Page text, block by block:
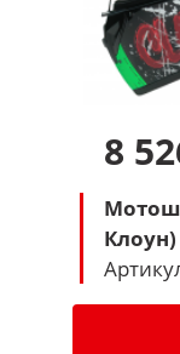
8
Клоун)